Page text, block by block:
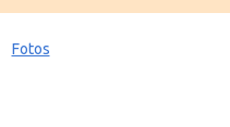
Fotos